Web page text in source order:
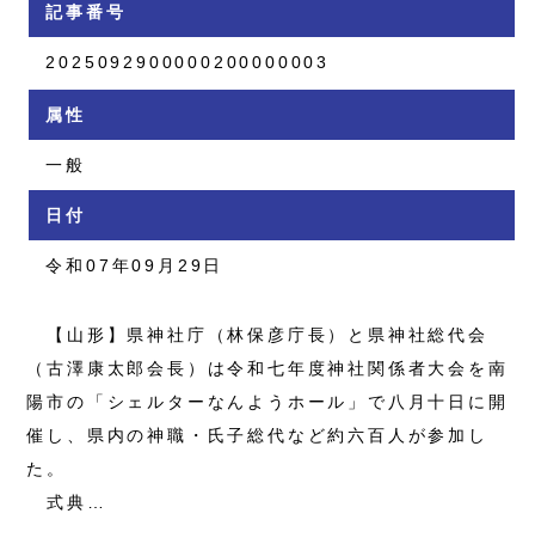
記事番号
2025092900000200000003
属性
一般
日付
令和07年09月29日
【山形】県神社庁（林保彦庁長）と県神社総代会
（古澤康太郎会長）は令和七年度神社関係者大会を南
陽市の「シェルターなんようホール」で八月十日に開
催し、県内の神職・氏子総代など約六百人が参加し
た。
式典…